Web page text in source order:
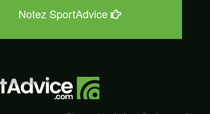
Notez SportAdvice